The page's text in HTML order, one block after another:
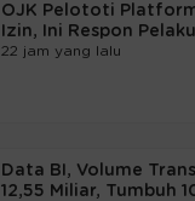
OJK Pelototi
Izin, Ini Respon
22 jam yang lalu
Data BI, Volume
12,55 Miliar, Tumbuh